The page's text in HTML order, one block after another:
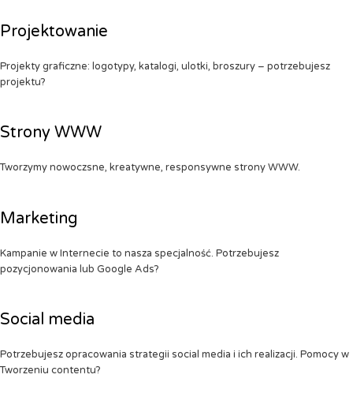
Projektowanie
Projekty graficzne: logotypy, katalogi, ulotki, broszury – potrzebujesz
projektu?
Strony WWW
Tworzymy nowoczsne, kreatywne, responsywne strony WWW.
Marketing
Kampanie w Internecie to nasza specjalność. Potrzebujesz
pozycjonowania lub Google Ads?
Social media
Potrzebujesz opracowania strategii social media i ich realizacji. Pomocy w
Tworzeniu contentu?